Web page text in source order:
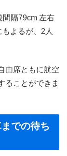
間隔79cm 左右
よるが、2人
由席ともに航空
ることができま
での待ち